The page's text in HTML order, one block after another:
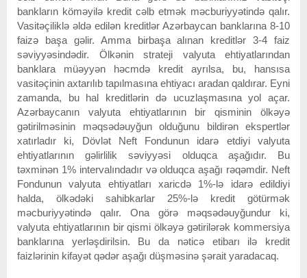
bankların köməyilə kredit cəlb etmək məcburiyyətində qalır.
Vasitəçiliklə əldə edilən kreditlər Azərbaycan banklarına 8-10
faizə başa gəlir. Amma birbaşa alınan kreditlər 3-4 faiz
səviyyəsindədir. Ölkənin strateji valyuta ehtiyatlarından
banklara müəyyən həcmdə kredit ayrılsa, bu, hansısa
vasitəçinin axtarılıb tapılmasına ehtiyacı aradan qaldırar. Eyni
zamanda, bu hal kreditlərin də ucuzlaşmasına yol açar.
Azərbaycanın valyuta ehtiyatlarının bir qisminin ölkəyə
gətirilməsinin məqsədəuyğun olduğunu bildirən ekspertlər
xatırladır ki, Dövlət Neft Fondunun idarə etdiyi valyuta
ehtiyatlarının gəlirlilik səviyyəsi olduqca aşağıdır. Bu
təxminən 1% intervalındadır və olduqca aşağı rəqəmdir. Neft
Fondunun valyuta ehtiyatları xaricdə 1%-lə idarə edildiyi
halda, ölkədəki sahibkarlar 25%-lə kredit götürmək
məcburiyyətində qalır. Ona görə məqsədəuyğundur ki,
valyuta ehtiyatlarının bir qismi ölkəyə gətirilərək kommersiya
banklarına yerləşdirilsin. Bu da nəticə etibarı ilə kredit
faizlərinin kifayət qədər aşağı düşməsinə şərait yaradacaq.